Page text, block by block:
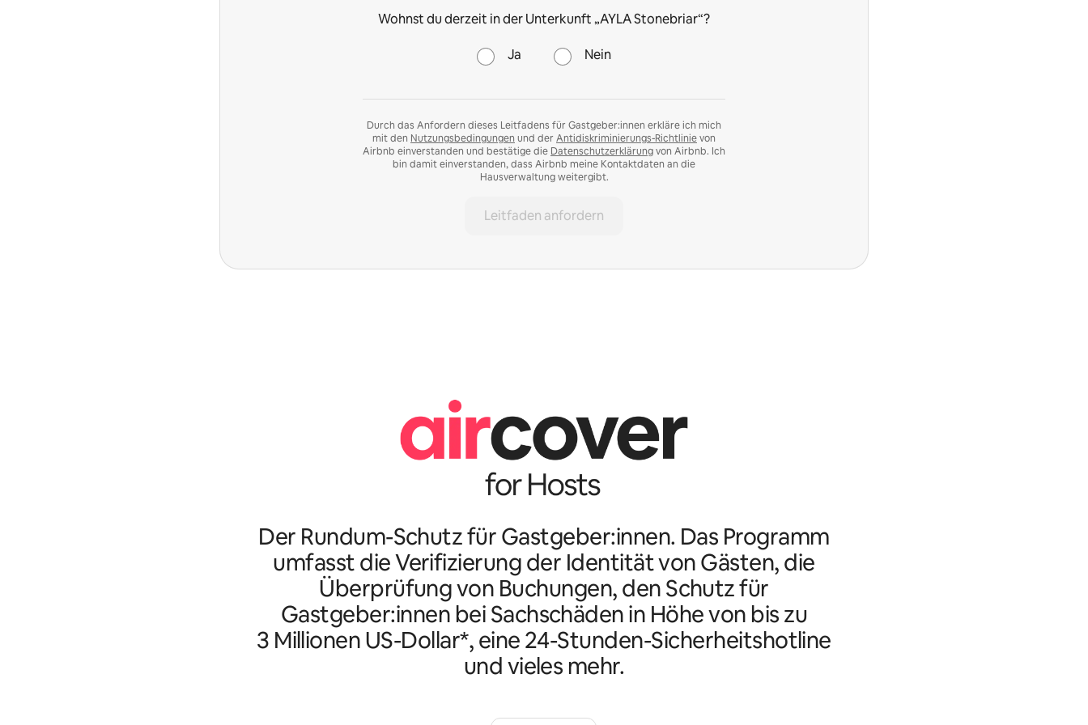
Wohnst du derzeit in der Unterkunft „AYLA Stonebriar“?
Ja Nein
Durch das Anfordern dieses Leitfadens für Gastgeber:innen erkläre ich mich
mit den Nutzungsbedingungen und der Antidiskriminierungs-Richtlinievon
Airbnb einverstanden und bestätige die Datenschutzerklärungvon Airbnb. Ich
bin damit einverstanden, dass Airbnb meine Kontaktdaten an die
Hausverwaltung weitergibt.
Leitfaden anfordern
Der Rundum-Schutz für Gastgeber:innen. Das Programm
umfasst die Verifizierung der Identität von Gästen, die
Überprüfung von Buchungen, den Schutz für
Gastgeber:innen bei Sachschäden in Höhe von bis zu
3 Millionen US-Dollar*, eine 24-Stunden-Sicherheitshotline
und vieles mehr.